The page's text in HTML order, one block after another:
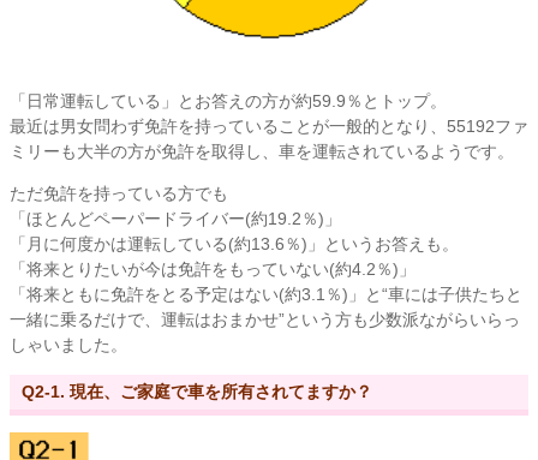
「日常運転している」とお答えの方が約59.9％とトップ。
最近は男女問わず免許を持っていることが一般的となり、55192ファ
ミリーも大半の方が免許を取得し、車を運転されているようです。
ただ免許を持っている方でも
「ほとんどペーパードライバー(約19.2％)」
「月に何度かは運転している(約13.6％)」というお答えも。
「将来とりたいが今は免許をもっていない(約4.2％)」
「将来ともに免許をとる予定はない(約3.1％)」と“車には子供たちと
一緒に乗るだけで、運転はおまかせ”という方も少数派ながらいらっ
しゃいました。
Q2-1. 現在、ご家庭で車を所有されてますか？